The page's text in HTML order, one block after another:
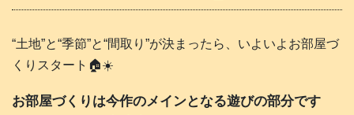
“土地”と“季節”と“間取り”が決まったら、いよいよお部屋づ
くりスタート🏠️☀️
お部屋づくりは今作のメインとなる遊びの部分です